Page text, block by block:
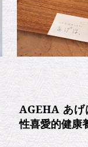
AGEHA あげ
性喜愛的健康